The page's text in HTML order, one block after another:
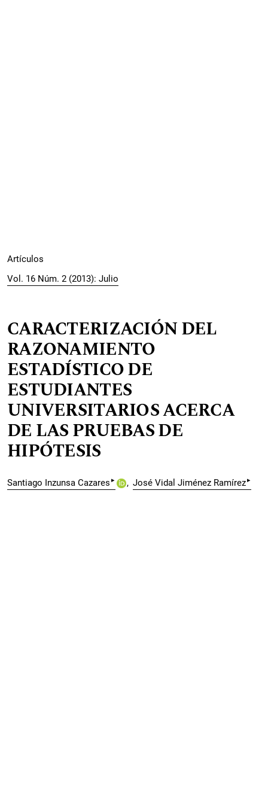
Artículos
Vol. 16 Núm. 2 (2013): Julio
CARACTERIZACIÓN DEL
RAZONAMIENTO
ESTADÍSTICO DE
ESTUDIANTES
UNIVERSITARIOS ACERCA
DE LAS PRUEBAS DE
HIPÓTESIS
Santiago Inzunsa Cazares ▸ José Vidal Jiménez Ramírez▸